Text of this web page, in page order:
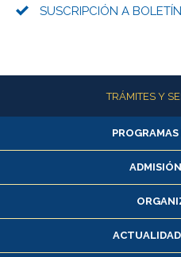
SUSCRIPCIÓN A BOLETÍN
Más informaciónTRÁMITES Y
Alumnas/os y
Inscripción y
Consulta y
Servicio